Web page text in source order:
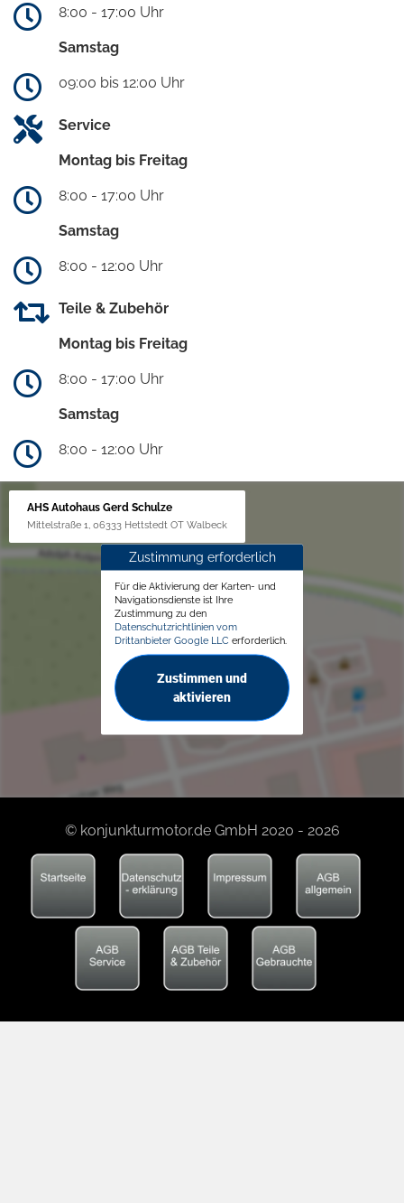
8:00 - 17:00 Uhr
Samstag
09:00 bis 12:00 Uhr
Service
Montag bis Freitag
8:00 - 17:00 Uhr
Samstag
8:00 - 12:00 Uhr
Teile & Zubehör
Montag bis Freitag
8:00 - 17:00 Uhr
Samstag
8:00 - 12:00 Uhr
AHS Autohaus Gerd Schulze
Mittelstraße 1, 06333 Hettstedt OT Walbeck
Zustimmung erforderlich
Für die Aktivierung der Karten- und
Navigationsdienste ist Ihre
Zustimmung zu den
Datenschutzrichtlinien vom
Drittanbieter Google LLC erforderlich.
Zustimmen und
aktivieren
© konjunkturmotor.de GmbH 2020 - 2026